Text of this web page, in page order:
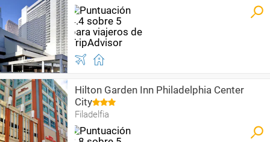
Hilton Garden Inn Philadelphia Center
City
Filadelfia